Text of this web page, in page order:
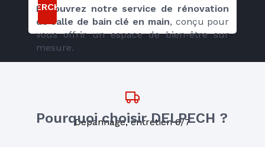
Découvrez notre service de rénovation
de salle de bain clé en main, conçu pour
vous offrir un espace de bien-être sur
mesure.
Pourquoi choisir DELPECH ?
RECHERCHER
Dépannage, entretien 6/7